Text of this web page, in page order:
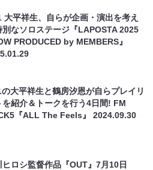
大平祥生、自らが企画・演出を考え
別なソロステージ『LAPOSTA 2025
PRODUCED by MEMBERS』
大平祥生と鶴房汐恩が自らプレイリ
を紹介＆トークを行う4日間! FM
『ALL The Feels』2024.09.30
ヒロシ監督作品『OUT』7月10日